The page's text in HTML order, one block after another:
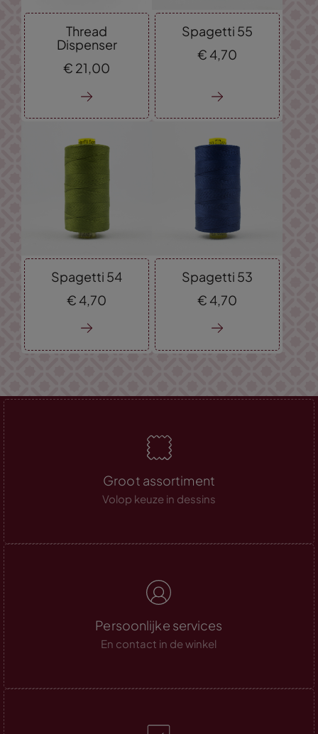
Thread
Dispenser
€ 21,00
Spagetti 55
€ 4,70
Spagetti 54
€ 4, 70
Spagetti 53
€ 4, 70
Groot assortiment
Volop keuze in dessins
Persoonlijke services
En contact in de winkel